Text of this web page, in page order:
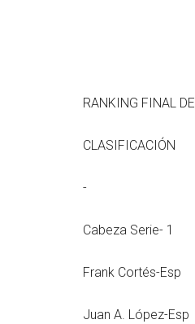
RANKING FINAL
- SAGUNTO
Cabeza Serie- 1
Frank
Juan A. López-Esp